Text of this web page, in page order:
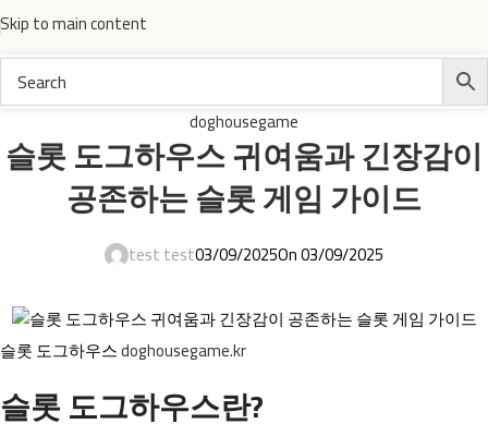
Skip to main content
doghousegame
슬롯 도그하우스 귀여움과 긴장감이
공존하는 슬롯 게임 가이드
test test03/09/2025On 03/09/2025
슬롯 도그하우스doghousegame.kr
슬롯 도그하우스란?